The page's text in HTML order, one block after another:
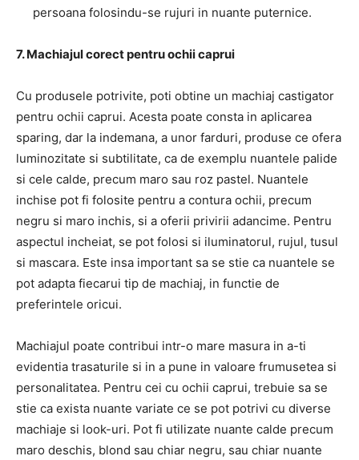
persoana folosindu-se rujuri in nuante puternice.
7. Machiajul corect pentru ochii caprui
Cu produsele potrivite, poti obtine un machiaj castigator
pentru ochii caprui. Acesta poate consta in aplicarea
sparing, dar la indemana, a unor farduri, produse ce ofera
luminozitate si subtilitate, ca de exemplu nuantele palide
si cele calde, precum maro sau roz pastel. Nuantele
inchise pot fi folosite pentru a contura ochii, precum
negru si maro inchis, si a oferii privirii adancime. Pentru
aspectul incheiat, se pot folosi si iluminatorul, rujul, tusul
si mascara. Este insa important sa se stie ca nuantele se
pot adapta fiecarui tip de machiaj, in functie de
preferintele oricui.
Machiajul poate contribui intr-o mare masura in a-ti
evidentia trasaturile si in a pune in valoare frumusetea si
personalitatea. Pentru cei cu ochii caprui, trebuie sa se
stie ca exista nuante variate ce se pot potrivi cu diverse
machiaje si look-uri. Pot fi utilizate nuante calde precum
maro deschis, blond sau chiar negru, sau chiar nuante